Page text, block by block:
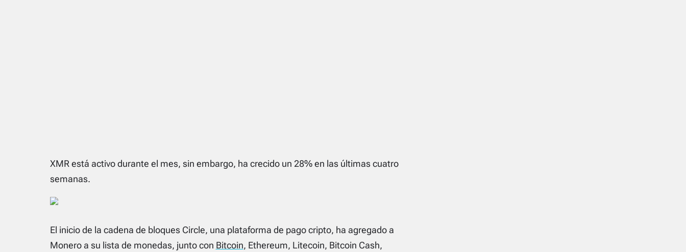
XMR está activo durante el mes, sin embargo, ha crecido un 28% en las últimas cuatro
semanas.
El inicio de la cadena de bloques Circle, una plataforma de pago cripto, ha agregado a
Monero a su lista de monedas, junto con Bitcoin, Ethereum, Litecoin, Bitcoin Cash,